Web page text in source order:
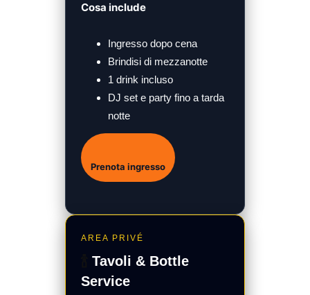
Cosa include
Ingresso dopo cena
Brindisi di mezzanotte
1 drink incluso
DJ set e party fino a tarda
notte
Prenota ingresso
AREA PRIVÉ
Tavoli & Bottle
Service